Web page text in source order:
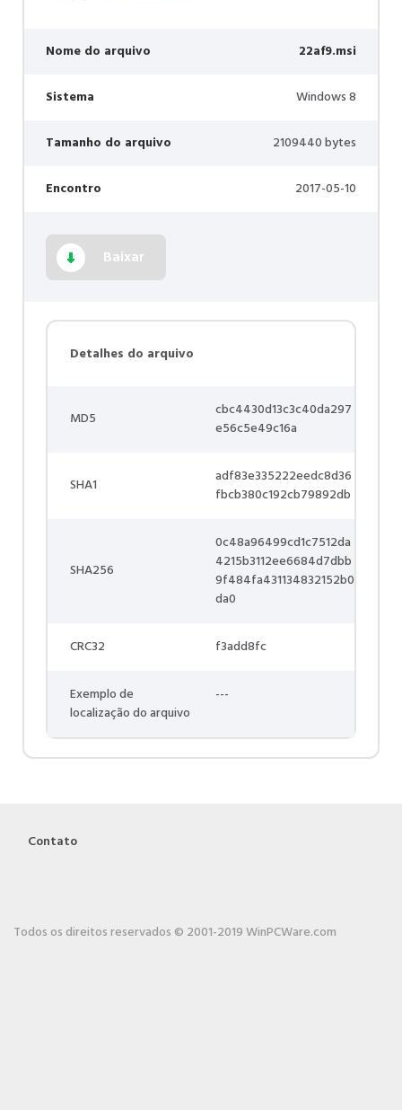
Nome do arquivo 22af9.msi
Sistema Windows 8
Tamanho do arquivo 2109440 bytes
Encontro 2017-05-10
Baixar
Detalhes do arquivo
MD5
cbc4430d13c3c40da297
e56c5e49c16a
SHA1
adf83e335222eedc8d36
fbcb380c192cb79892db
SHA256
0c48a96499cd1c7512da
4215b3112ee6684d7dbb
9f484fa431134832152b0
da0
CRC32 f3add8fc
Exemplo de
localização do arquivo
---
Contato
Todos os direitos reservados © 2001-2019 WinPCWare.com